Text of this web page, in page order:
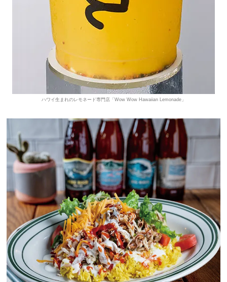
ハワイ生まれのレモネード専門店「Wow Wow Hawaiian Lemonade」